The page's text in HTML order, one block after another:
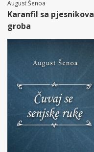
August Šenoa
Karanfil sa pjesnikova
groba